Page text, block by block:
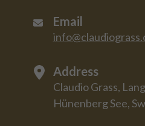
Email
Address
Claudio Grass,
Hünenberg See,